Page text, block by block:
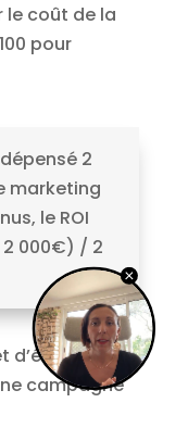
le coût de la
pour
2
marketing
le ROI
2 000€) / 2
d’évaluer si
campagne